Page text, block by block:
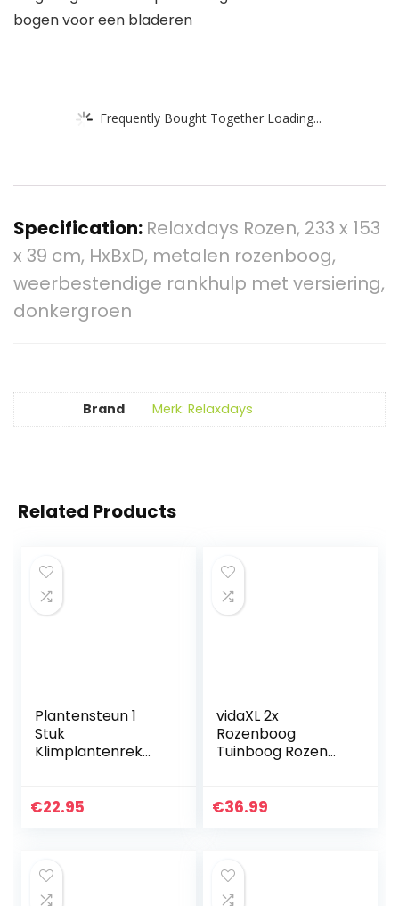
bogen voor een bladeren
Frequently Bought Together Loading...
Specification: Relaxdays Rozen, 233 x 153
x 39 cm, HxBxD, metalen rozenboog,
weerbestendige rankhulp met versiering,
donkergroen
Brand Merk: Relaxdays
Related Products
Plantensteun 1
Stuk
Klimplantenrek
€22.95
vidaXL 2x
Rozenboog
Tuinboog Rozen
Klimplanten Rek
€36.99